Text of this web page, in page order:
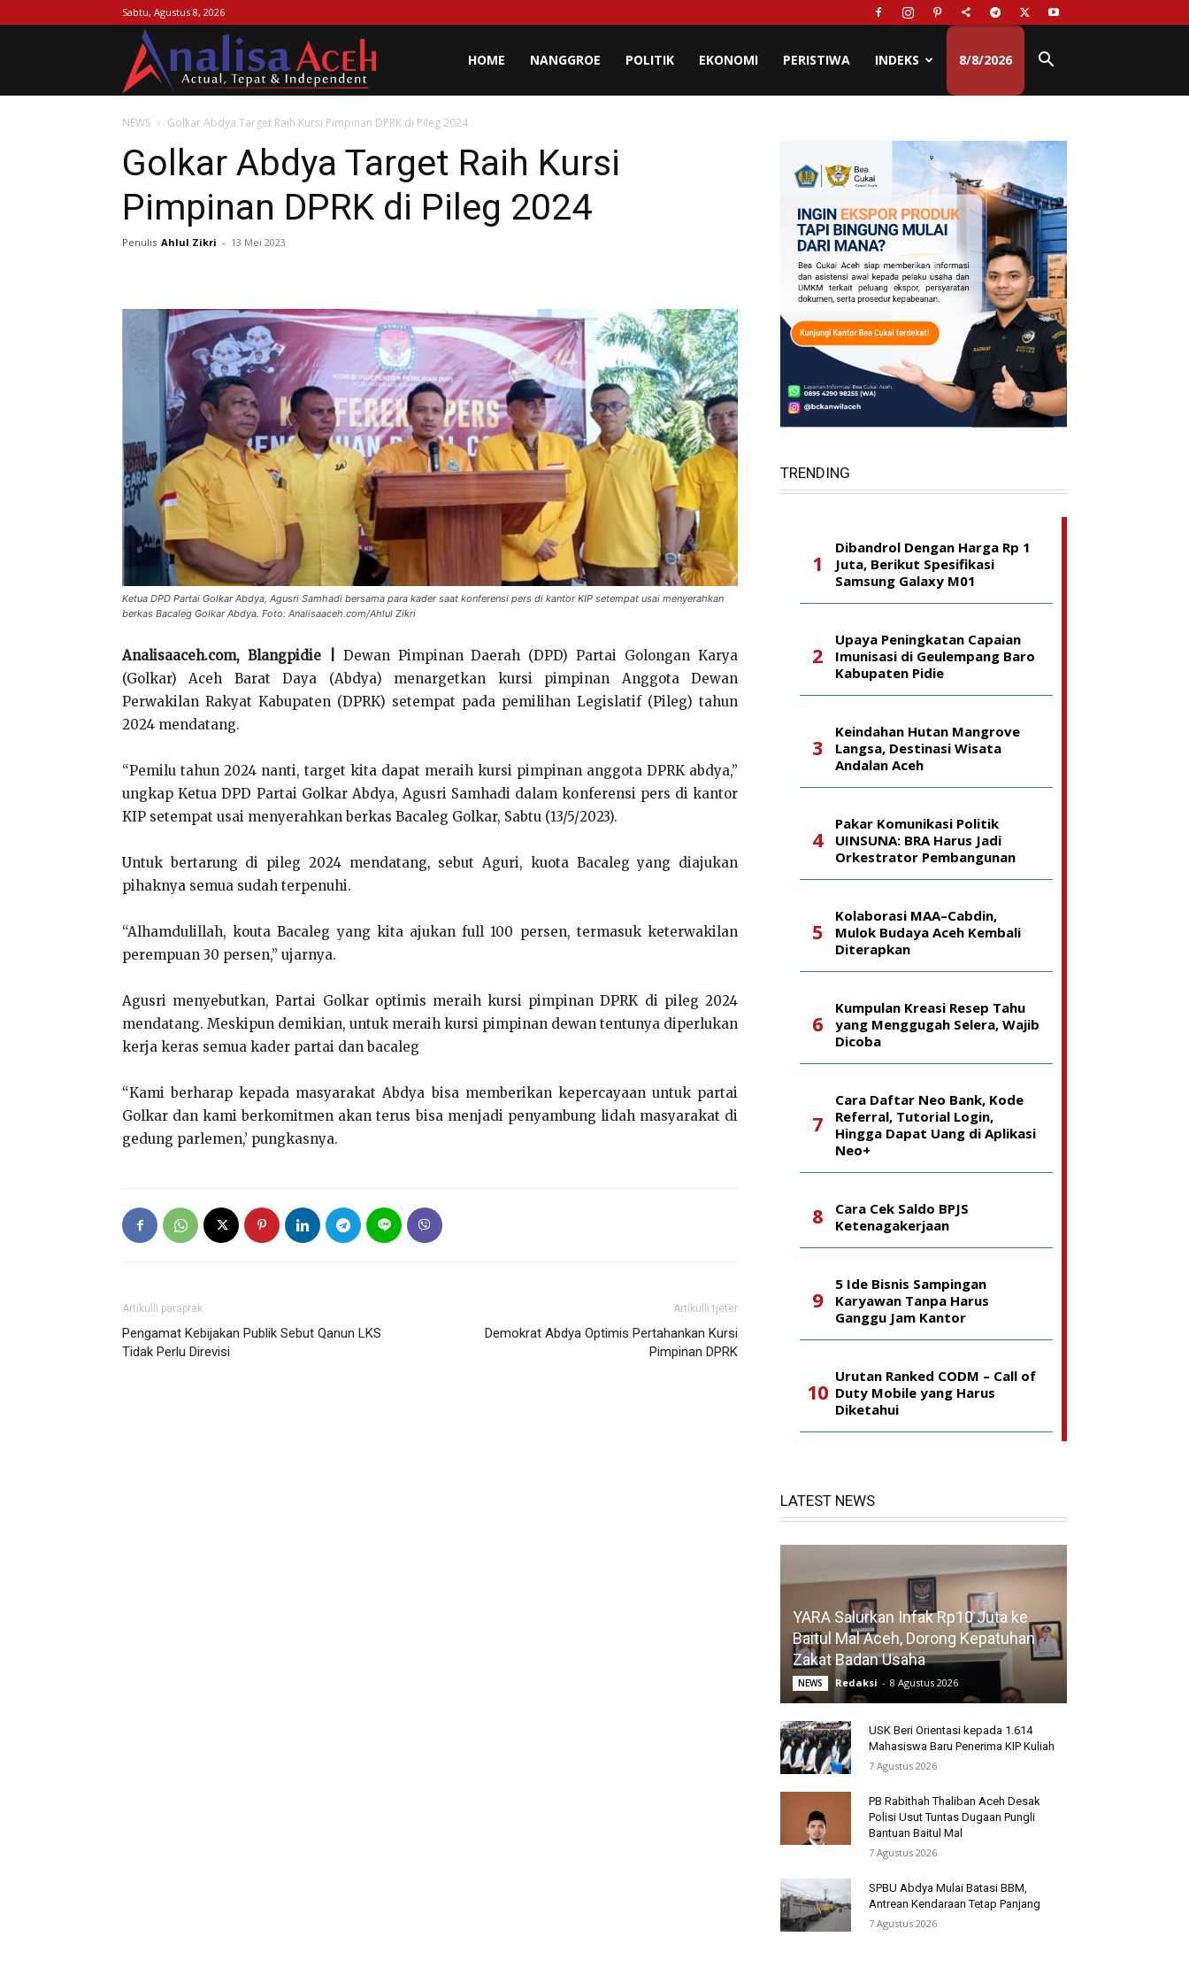
Sabtu, Agustus 8, 2026
Aceh
HOME NANGGROE POLITIK EKONOMI PERISTIWA INDEKS 8/8/2026
NEWS Golkar Abdya Target Raih Kursi Pimpinan DPRK di Pileg 2024
Golkar Abdya Target Raih Kursi
Pimpinan DPRK di Pileg 2024
Penulis Ahlul Zikri - 13 Mei 2023
Ketua DPD Partai Golkar Abdya, Agusri Samhadi bersama para kader saat konferensi pers di kantor KIP setempat usai menyerahkan
berkas Bacaleg Golkar Abdya. Foto: Analisaaceh.com/Ahlul Zikri
Analisaaceh.com, Blangpidie |
Dewan Pimpinan Daerah (DPD) Partai Golongan Karya
(Golkar) Aceh Barat Daya (Abdya) menargetkan kursi pimpinan Anggota Dewan
Perwakilan Rakyat Kabupaten (DPRK) setempat pada pemilihan Legislatif (Pileg) tahun
2024 mendatang.
“Pemilu tahun 2024 nanti, target kita dapat meraih kursi pimpinan anggota DPRK abdya,”
ungkap Ketua DPD Partai Golkar Abdya, Agusri Samhadi dalam konferensi pers di kantor
KIP setempat usai menyerahkan berkas Bacaleg Golkar, Sabtu (13/5/2023).
Untuk bertarung di pileg 2024 mendatang, sebut Aguri, kuota Bacaleg yang diajukan
pihaknya semua sudah terpenuhi.
“Alhamdulillah, kouta Bacaleg yang kita ajukan full 100 persen, termasuk keterwakilan
perempuan 30 persen,” ujarnya.
Agusri menyebutkan, Partai Golkar optimis meraih kursi pimpinan DPRK di pileg 2024
mendatang. Meskipun demikian, untuk meraih kursi pimpinan dewan tentunya diperlukan
kerja keras semua kader partai dan bacaleg
“Kami berharap kepada masyarakat Abdya bisa memberikan kepercayaan untuk partai
Golkar dan kami berkomitmen akan terus bisa menjadi penyambung lidah masyarakat di
gedung parlemen,’ pungkasnya.
Artikulli paraprak
Pengamat Kebijakan Publik Sebut Qanun LKS
Tidak Perlu Direvisi
Artikulli tjetër
Demokrat Abdya Optimis Pertahankan Kursi
Pimpinan DPRK
TRENDING
Dibandrol Dengan Harga Rp 1
Juta, Berikut Spesifikasi
Samsung Galaxy M01
Upaya Peningkatan Capaian
Imunisasi di Geulempang Baro
Kabupaten Pidie
Keindahan Hutan Mangrove
Langsa, Destinasi Wisata
Andalan Aceh
Pakar Komunikasi Politik
UINSUNA: BRA Harus Jadi
Orkestrator Pembangunan
Kolaborasi MAA–Cabdin,
Mulok Budaya Aceh Kembali
Diterapkan
Kumpulan Kreasi Resep Tahu
yang Menggugah Selera, Wajib
Dicoba
Cara Daftar Neo Bank, Kode
Referral, Tutorial Login,
Hingga Dapat Uang di Aplikasi
Neo+
Cara Cek Saldo BPJS
Ketenagakerjaan
5 Ide Bisnis Sampingan
Karyawan Tanpa Harus
Ganggu Jam Kantor
Urutan Ranked CODM – Call of
Duty Mobile yang Harus
Diketahui
LATEST NEWS
YARA Salurkan Infak Rp10 Juta ke
Baitul Mal Aceh, Dorong Kepatuhan
Zakat Badan Usaha
NEWS Redaksi - 8 Agustus 2026
USK Beri Orientasi kepada 1.614
Mahasiswa Baru Penerima KIP Kuliah
7 Agustus 2026
PB Rabithah Thaliban Aceh Desak
Polisi Usut Tuntas Dugaan Pungli
Bantuan Baitul Mal
7 Agustus 2026
SPBU Abdya Mulai Batasi BBM,
Antrean Kendaraan Tetap Panjang
7 Agustus 2026